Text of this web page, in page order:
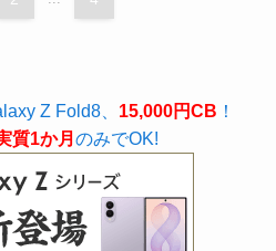
Z Fold8、 15,000円CB ！
質1か月 のみでOK!